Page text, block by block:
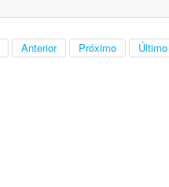
Anterior Próximo